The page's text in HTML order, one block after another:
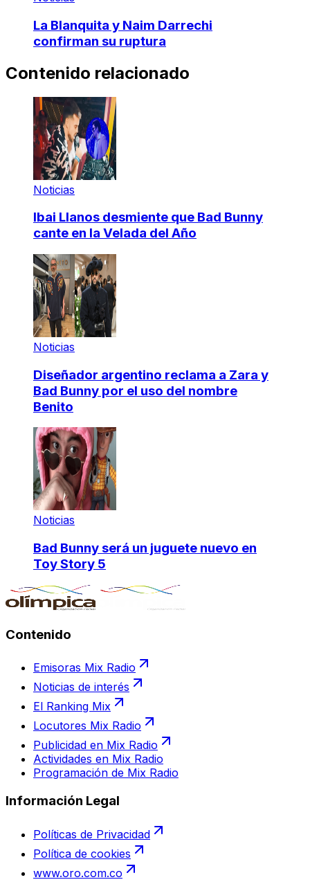
La Blanquita y Naim Darrechi
confirman su ruptura
Contenido relacionado
Noticias
Ibai Llanos desmiente que Bad Bunny
cante en la Velada del Año
Noticias
Diseñador argentino reclama a Zara y
Bad Bunny por el uso del nombre
Benito
Noticias
Bad Bunny será un juguete nuevo en
Toy Story 5
Contenido
Emisoras Mix Radio
Noticias de interés
El Ranking Mix
Locutores Mix Radio
Publicidad en Mix Radio
Actividades en Mix Radio
Programación de Mix Radio
Información Legal
Políticas de Privacidad
Política de cookies
www.oro.com.co